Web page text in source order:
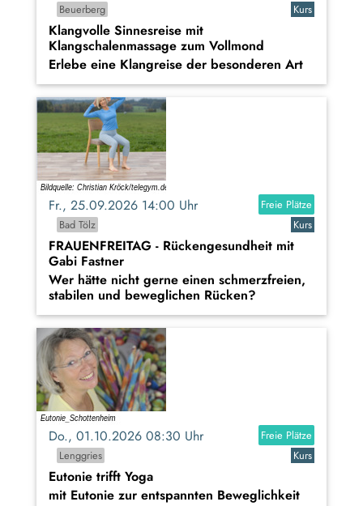
Beuerberg
Kurs
Klangvolle Sinnesreise mit
Klangschalenmassage zum Vollmond
Erlebe eine Klangreise der besonderen Art
Fr., 25.09.2026 14:00 Uhr
Freie Plätze
Bad Tölz
Kurs
FRAUENFREITAG - Rückengesundheit mit
Gabi Fastner
Wer hätte nicht gerne einen schmerzfreien,
stabilen und beweglichen Rücken?
Do., 01.10.2026 08:30 Uhr
Freie Plätze
Lenggries
Kurs
Eutonie trifft Yoga
mit Eutonie zur entspannten Beweglichkeit